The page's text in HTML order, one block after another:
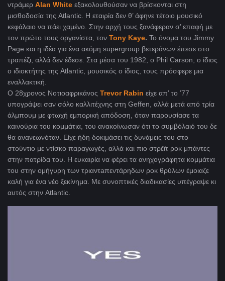
ντράμερ Alan White εξακολουθούσαν να βρίσκονται στη
μισθοδοσία της Atlantic. Η εταιρία δεν θ’ άφηνε τέτοιο μουσικό
κεφάλαιο να πάει χαμένο. Στην αρχή τους ξανάφεραν σ’ επαφή με
τον πρώτο τους οργανίστα, τον Tony Kaye. Το όνομα του Jimmy
Page και η ιδέα για ένα ακόμη supergroup βετεράνων έπεσε στο
τραπέζι, αλλά δεν έδεσε. Στα μέσα του 1982, ο Phil Carson, o ίδιος
ο ιδιοκτήτης της Atlantic, μουσικός ο ίδιος, τους πρόσφερε μια
εναλλακτική.
Ο 28χρονος Νοτιοαφρικάνος Trevor Rabin είχε απ’ το ’77
υπογράψει σαν σόλο καλλιτέχνης στη Geffen, αλλά μετά από τρία
άλμπουμ με φτωχή εμπορική απόδοση, όταν παρουσίασε τα
καινούρια του κομμάτια, του ανακοίνωσαν ότι το συμβόλαιό του δε
θα ανανεωνόταν. Είχε ήδη δοκιμάσει τις δυνάμεις του στο
στούντιο με ντίσκο παραγωγές, αλλά και πιο στρέϊτ ροκ μπάντες
στην πατρίδα του. Η ευκαιρία να φέρει τα ανηχογράφητα κομμάτια
του στην ομήγυρη των τριαντaπεντάρηδων ροκ θρύλων έμοιαζε
καλή για ένα νέο ξεκίνημα. Με συνοπτικές διαδικασίες υπέγραψε κι
αυτός στην Atlantic.